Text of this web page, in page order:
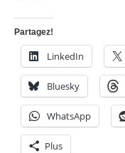
Partagez!
LinkedIn
Bluesky
WhatsApp
Plus